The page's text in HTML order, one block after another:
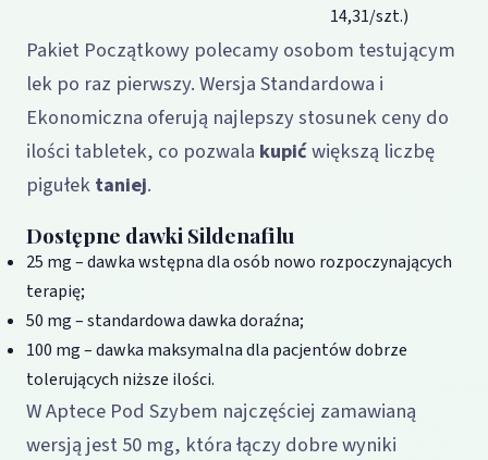
14,31/szt.)
Pakiet Początkowy polecamy osobom testującym
lek po raz pierwszy. Wersja Standardowa i
Ekonomiczna oferują najlepszy stosunek ceny do
ilości tabletek, co pozwala kupićwiększą liczbę
pigułektaniej.
Dostępne dawki Sildenafilu
25 mg – dawka wstępna dla osób nowo rozpoczynających
terapię;
50 mg – standardowa dawka doraźna;
100 mg – dawka maksymalna dla pacjentów dobrze
tolerujących niższe ilości.
W Aptece Pod Szybem najczęściej zamawianą
wersją jest 50 mg, która łączy dobre wyniki